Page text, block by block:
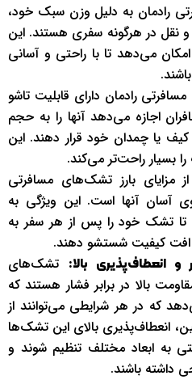
رادمان به دلیل وزن سبک خود،
نقل در هرگونه سفری هستند. این
می‌دهد تا با راحتی و آسانی
رادمان دارای قابلیت تاشو
اجازه می‌دهد آنها را به حجم
یا چمدان خود قرار دهند. این
بسیار راحت‌تر می‌کند.
مزایای بارز تشک‌های مسافرتی
آسان آنها است. این ویژگی به
تا تشک خود را پس از هر سفر به
افت کیفیت شستشو دهند.
انعطاف‌پذیری بالا: تشک‌های
بالا در برابر فشار هستند که
که در هر شرایطی می‌توانند از
انعطاف‌پذیری بالای این تشک‌ها
به ابعاد مختلف تنظیم شوند و
داشته باشند.